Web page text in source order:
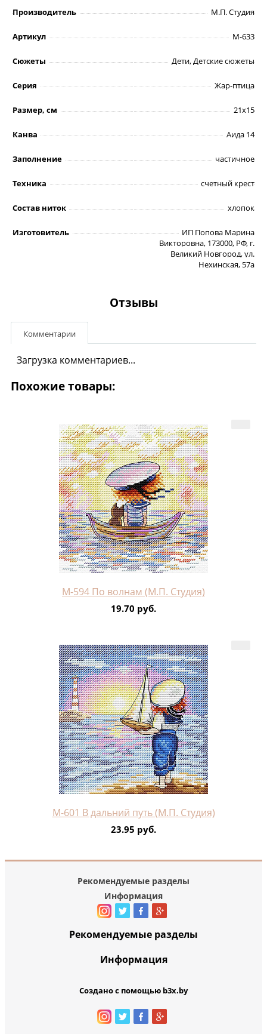
Производитель М.П. Студия
Артикул М-633
Сюжеты Дети, Детские сюжеты
Серия Жар-птица
Размер, см 21х15
Канва Аида 14
Заполнение частичное
Техника счетный крест
Состав ниток хлопок
Изготовитель
ИП Попова Марина
Викторовна, 173000, РФ, г.
Великий Новгород, ул.
Нехинская, 57а
Отзывы
Комментарии
Загрузка комментариев...
Похожие товары:
М-594 По волнам (М.П. Студия)
19.70 руб.
М-601 В дальний путь (М.П. Студия)
23.95 руб.
Рекомендуемые разделы
Информация
Рекомендуемые разделы
Информация
Создано с помощью b3x.by